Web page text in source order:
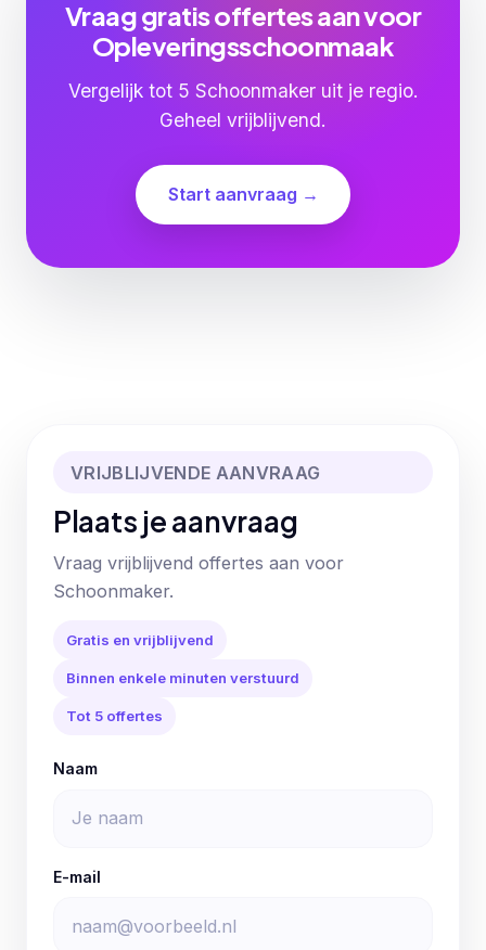
Vraag gratis offertes aan voor
Opleveringsschoonmaak
Vergelijk tot 5 Schoonmaker uit je regio.
Geheel vrijblijvend.
Start aanvraag →
VRIJBLIJVENDE AANVRAAG
Plaats je aanvraag
Vraag vrijblijvend offertes aan voor
Schoonmaker.
Gratis en vrijblijvend
Binnen enkele minuten verstuurd
Tot 5 offertes
Naam
E-mail